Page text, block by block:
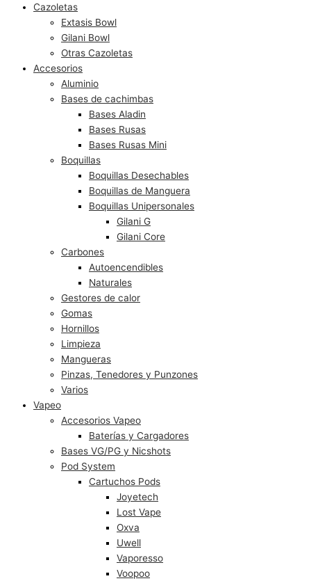
Cazoletas
Extasis Bowl
Gilani Bowl
Otras Cazoletas
Accesorios
Aluminio
Bases de cachimbas
Bases Aladin
Bases Rusas
Bases Rusas Mini
Boquillas
Boquillas Desechables
Boquillas de Manguera
Boquillas Unipersonales
Gilani G
Gilani Core
Carbones
Autoencendibles
Naturales
Gestores de calor
Gomas
Hornillos
Limpieza
Mangueras
Pinzas, Tenedores y Punzones
Varios
Vapeo
Accesorios Vapeo
Baterías y Cargadores
Bases VG/PG y Nicshots
Pod System
Cartuchos Pods
Joyetech
Lost Vape
Oxva
Uwell
Vaporesso
Voopoo